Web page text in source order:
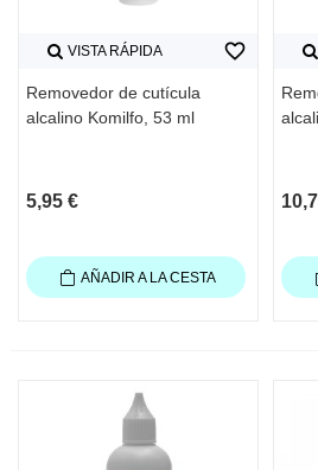
VISTA RÁPIDA
Removedor de cutícula
alcalino Komilfo, 53 ml
5,95 €
favorite_border
AÑADIR A LA CESTA